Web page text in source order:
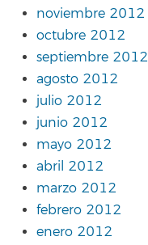
noviembre 2012
octubre 2012
septiembre 2012
agosto 2012
julio 2012
junio 2012
mayo 2012
abril 2012
marzo 2012
febrero 2012
enero 2012